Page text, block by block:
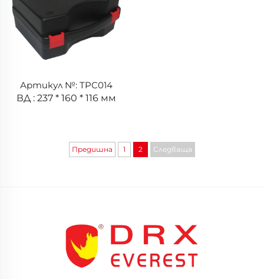
Артикул №: TPC014
ВД : 237 * 160 * 116 мм
Предишна 1 2 Следваща